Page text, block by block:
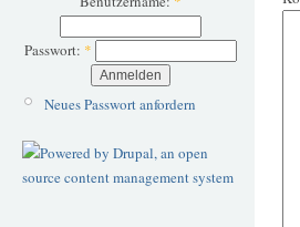
Passwort: *
Neues Passwort anfordern